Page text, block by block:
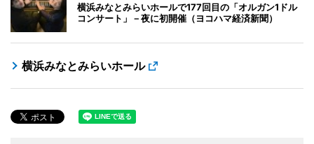
横浜みなとみらいホールで177回目の「オルガン1ドル
コンサート」－夜に初開催（ヨコハマ経済新聞）
横浜みなとみらいホール